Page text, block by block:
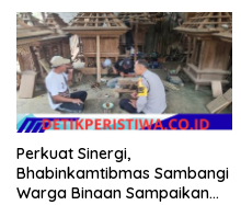
Perkuat Sinergi,
Bhabinkamtibmas Sambangi
Warga Binaan Sampaikan